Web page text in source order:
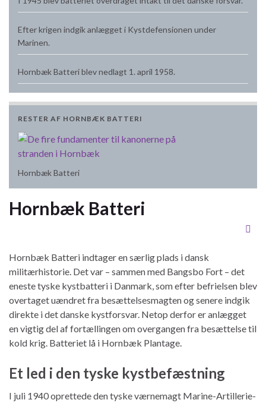
Efter krigen indgik anlægget i Kystdefensionen under
Marinen.
Hornbæk Batteri blev nedlagt 1. april 1958.
RESTER AF HORNBÆK BATTERI
Hornbæk Batteri
Hornbæk Batteri
Hornbæk Batteri indtager en særlig plads i dansk
militærhistorie. Det var – sammen med Bangsbo Fort – det
eneste tyske kystbatteri i Danmark, som efter befrielsen blev
overtaget uændret fra besættelsesmagten og senere indgik
direkte i det danske kystforsvar. Netop derfor er anlægget
en vigtig del af fortællingen om overgangen fra besættelse til
kold krig. Batteriet lå i Hornbæk Plantage.
Et led i den tyske kystbefæstning
I juli 1940 oprettede den tyske værnemagt Marine-Artillerie-